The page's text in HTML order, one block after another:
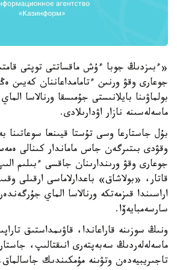
«ءبىزدىڭ جوبا ءۇش ماقساتتى توپتى
جوعارى وقۋ ورنىن ءتامامداعاننان كەيىن
بولماۋىنا بايلانىستى جۇمىسقا ورنالاسا
ماسەلەسىنە نازار اۋدارىلادى.
بۇل جاستارعا وسى تۇستا قيىنعا سوعاتىنا
وقۋدى بىتىرگەن جاس ماماندار كىنالى
جوعارى وقۋ ورىندارىنان جاقسى ءبىلىم
قاتار، «بولاشاق» باعدارلاماسى ارقىلى
اراسىندا قىزمەتكە ورنالاسا الماي
سارسەمبايەۆا.
ونىڭ سوزىنە قاراعاندا، قاۋىمداستىق
ماسەلەلەردىڭ سەبەپتەرى انىقتالىپ،
تاجىريبيەدەن وتۋىنە مۇمكىندىك جاسالماق.